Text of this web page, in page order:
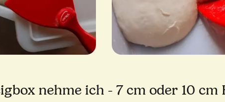
nehme ich - 7 cm oder 10 cm